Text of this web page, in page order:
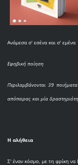
Ανάμεσα σ' εσένα και σ' εμένα
Εφηβική ποίηση
Περιλαμβάνονται 39
απόπειρας και μία
Η αλήθεια
Σ' έναν κόσμο, με τη φρίκη να